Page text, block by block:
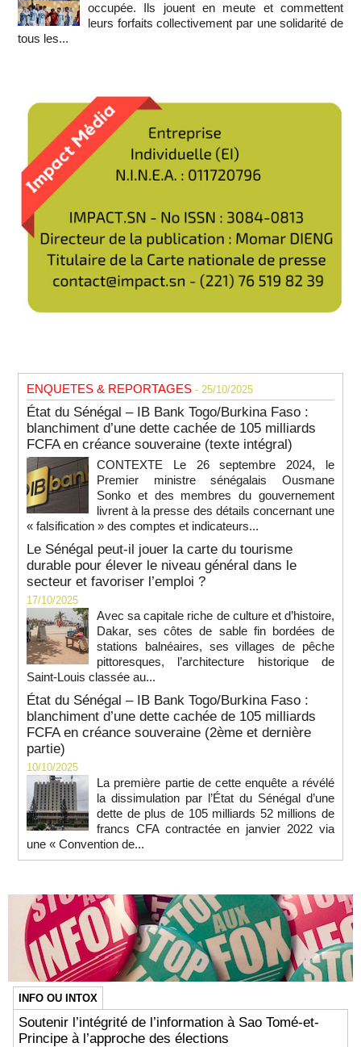
occupée. Ils jouent en meute et commettent
leurs forfaits collectivement par une solidarité de
tous les...
ENQUETES & REPORTAGES - 25/10/2025
État du Sénégal – IB Bank Togo/Burkina Faso :
blanchiment d’une dette cachée de 105 milliards
FCFA en créance souveraine (texte intégral)
CONTEXTE Le 26 septembre 2024, le
Premier ministre sénégalais Ousmane
Sonko et des membres du gouvernement
livrent à la presse des détails concernant une
« falsification » des comptes et indicateurs...
Le Sénégal peut-il jouer la carte du tourisme
durable pour élever le niveau général dans le
secteur et favoriser l’emploi ?
17/10/2025
Avec sa capitale riche de culture et d’histoire,
Dakar, ses côtes de sable fin bordées de
stations balnéaires, ses villages de pêche
pittoresques, l’architecture historique de
Saint-Louis classée au...
État du Sénégal – IB Bank Togo/Burkina Faso :
blanchiment d’une dette cachée de 105 milliards
FCFA en créance souveraine (2ème et dernière
partie)
10/10/2025
La première partie de cette enquête a révélé
la dissimulation par l’État du Sénégal d’une
dette de plus de 105 milliards 52 millions de
francs CFA contractée en janvier 2022 via
une « Convention de...
INFO OU INTOX
Soutenir l’intégrité de l’information à Sao Tomé-et-
Principe à l’approche des élections